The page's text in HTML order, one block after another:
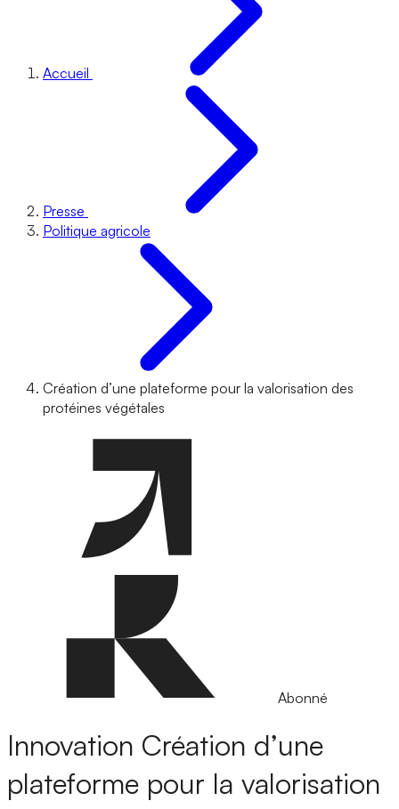
Accueil
Presse
Politique agricole
Création d’une plateforme pour la valorisation des
protéines végétales
Abonné
Innovation Création d’une
plateforme pour la valorisation